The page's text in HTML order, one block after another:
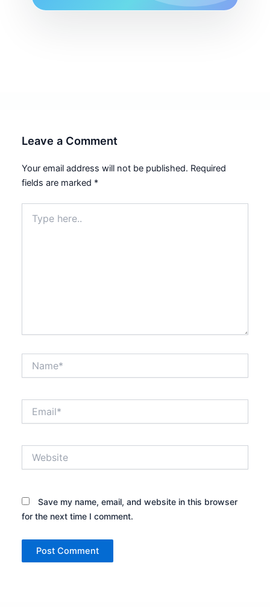
Leave a Comment
Your email address will not be published. Required
fields are marked *
here..
Save my name, email, and website in this browser
for the next time I comment.